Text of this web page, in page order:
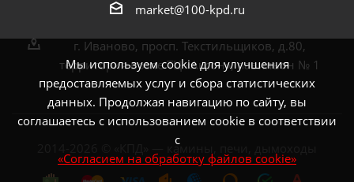
Мы используем cookie для улучшения
предоставляемых услуг и сбора статистических
данных. Продолжая навигацию по сайту, вы
соглашаетесь с использованием cookie в соответствии
с
«Согласием на обработку файлов cookie»
market@100-kpd.ru
г. Иваново, просп. Текстильщиков, д.80,
территория возле ТЦ «Аксон», павильон № 1
2014-2026 © «КПД» — камины, печи, дымоходы